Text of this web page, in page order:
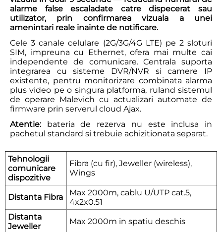
alarme false escaladate catre dispecerat sau
utilizator, prin confirmarea vizuala a unei
amenintari reale inainte de notificare.
Cele 3 canale celulare (2G/3G/4G LTE) pe 2 sloturi
SIM, impreuna cu Ethernet, ofera mai multe cai
independente de comunicare. Centrala suporta
integrarea cu sisteme DVR/NVR si camere IP
existente, pentru monitorizare combinata alarma
plus video pe o singura platforma, ruland sistemul
de operare Malevich cu actualizari automate de
firmware prin serverul cloud Ajax.
Atentie:bateria de rezerva nu este inclusa in
pachetul standard si trebuie achizitionata separat.
Tehnologii
comunicare
dispozitive
Fibra (cu fir), Jeweller (wireless),
Wings
Distanta Fibra
Max 2000m, cablu U/UTP cat.5,
4x2x0.51
Distanta
Jeweller
Max 2000m in spatiu deschis